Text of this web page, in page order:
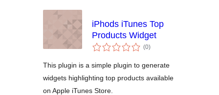
iPhods iTunes Top
Products Widget
(0전
체)
This plugin is a simple plugin to generate
widgets highlighting top products available
on Apple iTunes Store.